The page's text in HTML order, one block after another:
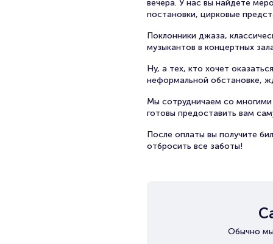
вечера. У нас вы найдете
постановки, цирковые
Поклонники джаза,
музыкантов в концертных
Ну, а тех, кто хочет
неформальной обстановке,
Мы сотрудничаем со
готовы предоставить вам
После оплаты вы получите
отбросить все заботы!
Обычно